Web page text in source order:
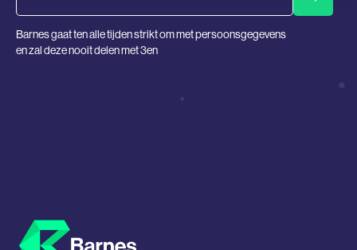
Barnes gaat ten alle tijden strikt om met persoonsgegevens
en zal deze nooit delen met 3en